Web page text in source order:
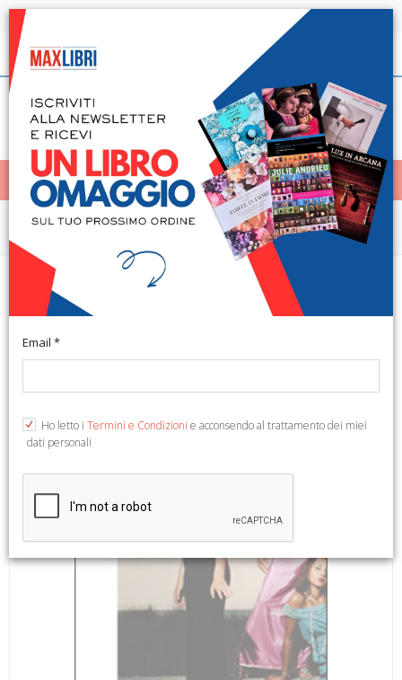
Spedizione in 24h per tutti i libri disponibili
Italiano
< Home
MENÙ
Le persone sono più vere se
rappresentate
Email *
Ho letto i Termini e Condizioni e acconsendo al trattamento dei miei
dati personali